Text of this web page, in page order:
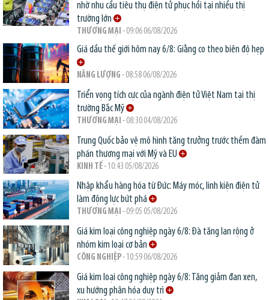
nhờ nhu cầu tiêu thụ điện tử phục hồi tại nhiều thị
trường lớn
THƯƠNG MẠI - 09:06 06/08/2026
Giá dầu thế giới hôm nay 6/8: Giằng co theo biên độ hẹp
NĂNG LƯỢNG - 08:58 06/08/2026
Triển vọng tích cực của ngành điện tử Việt Nam tại thị
trường Bắc Mỹ
THƯƠNG MẠI - 08:30 04/08/2026
Trung Quốc bảo vệ mô hình tăng trưởng trước thềm đàm
phán thương mại với Mỹ và EU
KINH TẾ- 10:43 05/08/2026
Nhập khẩu hàng hóa từ Đức: Máy móc, linh kiện điện tử
làm động lực bứt phá
THƯƠNG MẠI - 09:05 05/08/2026
Giá kim loại công nghiệp ngày 6/8: Đà tăng lan rộng ở
nhóm kim loại cơ bản
CÔNG NGHIỆP- 10:59 06/08/2026
Giá kim loại công nghiệp ngày 6/8: Tăng giảm đan xen,
xu hướng phân hóa duy trì